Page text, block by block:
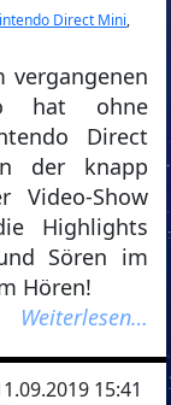
Direct Mini,
vergangenen
hat ohne
Direct
der knapp
Video-Show
Highlights
Sören im
Hören!
Weiterlesen…
15:41